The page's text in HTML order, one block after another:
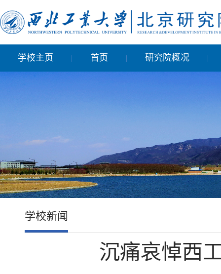
学校主页 | 首页 | 研究院概况 |
学校新闻
沉痛哀悼西